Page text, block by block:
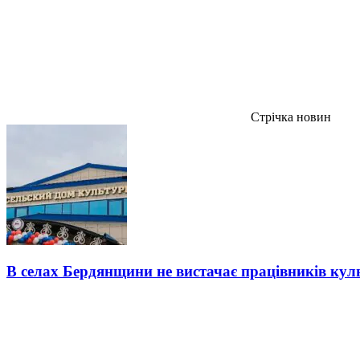
Стрічка новин
В селах Бердянщини не вистачає працівників